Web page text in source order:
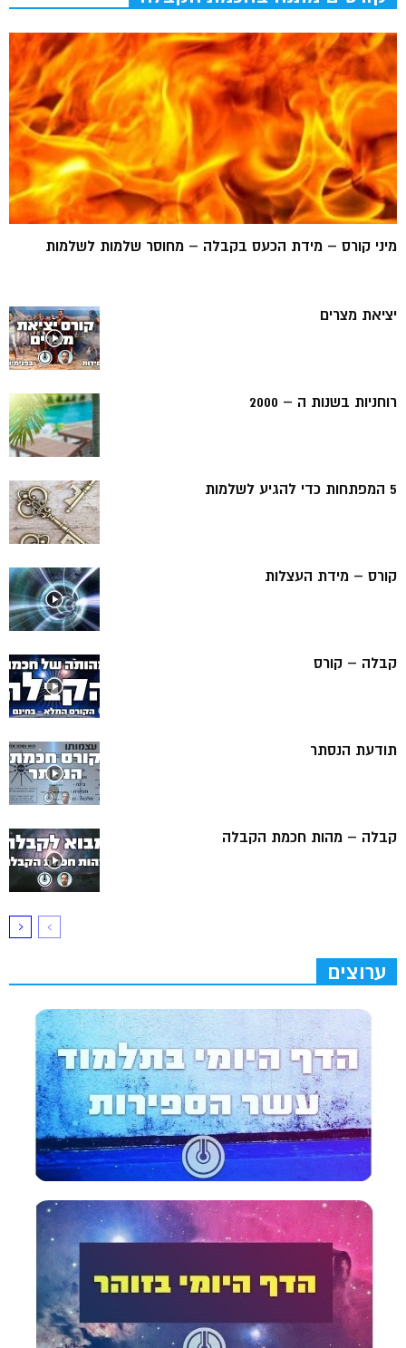
מיני קורס – מידת הכעס בקבלה – מחוסר שלמות לשלמות
יציאת מצרים
רוחניות בשנות ה – 2000
5 המפתחות כדי להגיע לשלמות
קורס – מידת העצלות
קבלה – קורס
תודעת הנסתר
קבלה – מהות חכמת הקבלה
ערוצים